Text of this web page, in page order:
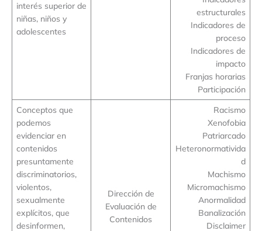
interés superior de
niñas, niños y
adolescentes
estructurales
Indicadores de
proceso
Indicadores de
impacto
Franjas horarias
Participación
Conceptos que
podemos
evidenciar en
contenidos
presuntamente
discriminatorios,
violentos,
sexualmente
explícitos, que
desinformen,
Dirección de
Evaluación de
Contenidos
Racismo
Xenofobia
Patriarcado
Heteronormativida
d
Machismo
Micromachismo
Anormalidad
Banalización
Disclaimer